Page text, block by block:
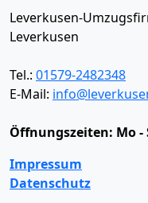
Leverkusen-
Leverkusen
Tel.: 01579-2482348
E-Mail:
Öffnungszeiten: Mo -
Impressum
Datenschutz